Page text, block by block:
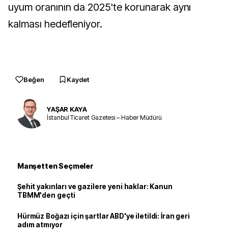
uyum oranının da 2025'te korunarak aynı
kalması hedefleniyor.
Beğen Kaydet
YAŞAR KAYA
İstanbul Ticaret Gazetesi – Haber Müdürü
Manşetten Seçmeler
Şehit yakınları ve gazilere yeni haklar: Kanun
TBMM'den geçti
Hürmüz Boğazı için şartlar ABD'ye iletildi: İran geri
adım atmıyor